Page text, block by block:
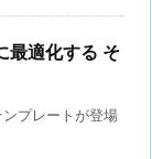
適化する そ
プレートが登場